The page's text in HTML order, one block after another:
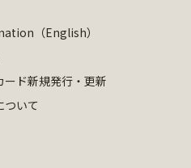
（English）
ード新規発行・更新
ついて